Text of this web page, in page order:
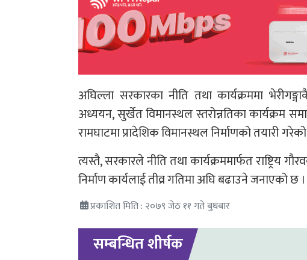
अघिल्ला सरकारका नीति तथा कार्यक्रममा
अध्ययन, सुर्खेत विमानस्थल स्तरोन्नतिका कार्यक्रम
रामघाटमा प्रादेशिक विमानस्थल निर्माणको तयारी गरेको
त्यस्तै, सरकारले नीति तथा कार्यक्रममार्फत राष्ट्रिय
निर्माण कार्यलाई तीव्र गतिमा अघि बढाउने जनाएको छ ।
प्रकाशित मिति : २०७९ जेठ ११ गते बुधबार
सम्बन्धित शीर्षक